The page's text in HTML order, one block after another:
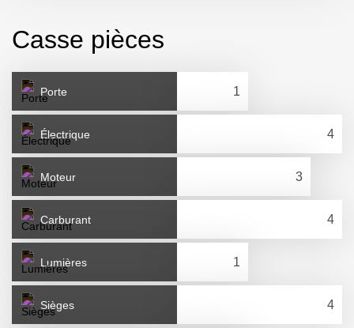
Casse pièces
Porte
Électrique
Moteur
Carburant
Lumières
Sièges